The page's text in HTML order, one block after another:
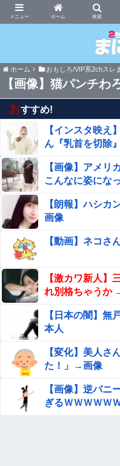
ホーム
まにゅそく 2ch
ホーム おもしろ/VIP系2chスレ
【画像】猫パンチわ
おすすめ!
【インスタ映え
ん『乳首を切除
【画像】アメリ
こんなに姿にな
【朗報】ハシカ
画像
【動画】ネコさ
【激カワ新人】
れ別格ちゃうか
【日本の闇】無
本人
【変化】美人さ
た！」→画像
【画像】逆バニ
ぎるＷＷＷＷＷ